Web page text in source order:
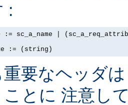
:
:= sc_a_name |
:= (string)
重要なヘッダ
とに 注意し